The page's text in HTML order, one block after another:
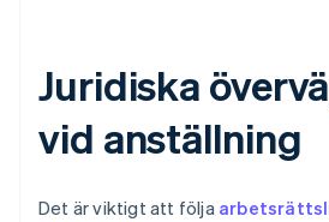
Juridiska
vid anställning
Det är viktigt att följa